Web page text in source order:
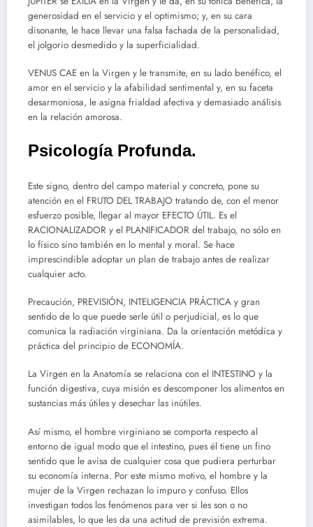
generosidad en el servicio y el optimismo; y, en su cara
disonante, le hace llevar una falsa fachada de la personalidad,
el jolgorio desmedido y la superficialidad.
VENUS CAE en la Virgen y le transmite, en su lado benéfico, el
amor en el servicio y la afabilidad sentimental y, en su faceta
desarmoniosa, le asigna frialdad afectiva y demasiado análisis
en la relación amorosa.
Psicología Profunda.
Este signo, dentro del campo material y concreto, pone su
atención en el FRUTO DEL TRABAJO tratando de, con el menor
esfuerzo posible, llegar al mayor EFECTO ÚTIL. Es el
RACIONALIZADOR y el PLANIFICADOR del trabajo, no sólo en
lo físico sino también en lo mental y moral. Se hace
imprescindible adoptar un plan de trabajo antes de realizar
cualquier acto.
Precaución, PREVISIÓN, INTELIGENCIA PRÁCTICA y gran
sentido de lo que puede serle útil o perjudicial, es lo que
comunica la radiación virginiana. Da la orientación metódica y
práctica del principio de ECONOMÍA.
La Virgen en la Anatomía se relaciona con el INTESTINO y la
función digestiva, cuya misión es descomponer los alimentos en
sustancias más útiles y desechar las inútiles.
Así mismo, el hombre virginiano se comporta respecto al
entorno de igual modo que el intestino, pues él tiene un fino
sentido que le avisa de cualquier cosa que pudiera perturbar
su economía interna. Por este mismo motivo, el hombre y la
mujer de la Virgen rechazan lo impuro y confuso. Ellos
investigan todos los fenómenos para ver si les son o no
asimilables, lo que les da una actitud de previsión extrema.